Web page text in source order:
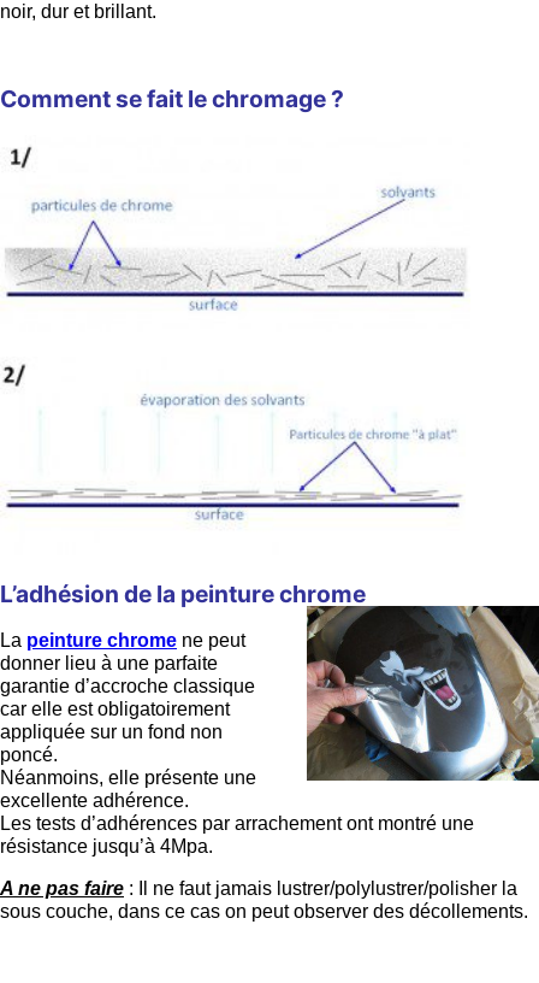
noir, dur et brillant.
Comment se fait le chromage ?
L’adhésion de la peinture chrome
La peinture chrome ne peut
donner lieu à une parfaite
garantie d’accroche classique
car elle est obligatoirement
appliquée sur un fond non
poncé.
Néanmoins, elle présente une
excellente adhérence.
Les tests d’adhérences par arrachement ont montré une
résistance jusqu’à 4Mpa.
A ne pas faire : Il ne faut jamais lustrer/polylustrer/polisher la
sous couche, dans ce cas on peut observer des décollements.